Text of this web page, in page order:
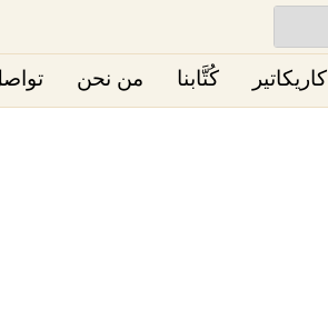
كاريكاتير كُتَّابنا من نحن